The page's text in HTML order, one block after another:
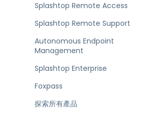
Splashtop Remote Access
Splashtop Remote Support
Autonomous Endpoint
Management
Splashtop Enterprise
Foxpass
探索所有產品